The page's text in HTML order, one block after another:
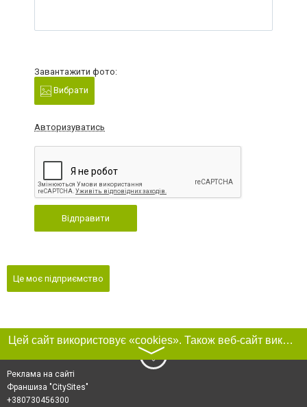
Завантажити фото:
Вибрати
Авторизуватись
Відправити
Це моє підприємство
Цей сайт використовує «cookies». Також веб-сайт використовує інтернет-сервіс для збору технічних даних стосовно відвідувачів з метою отримання маркетингової та статистичної інформації. Умови обробки даних відвідувачів сайту див.
〉
Реклама на сайті
Франшиза "CitySites"
+380730456300